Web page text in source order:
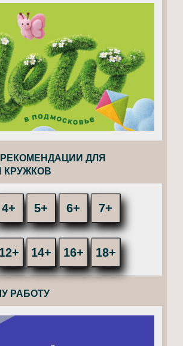
ДЛЯ
КРУЖКОВ
4+ 5+ 6+ 7+
12+ 14+ 16+ 18+
РАБОТУ